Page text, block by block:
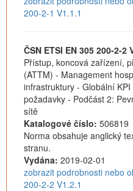
200-2-1 V1.1.1
ČSN ETSI EN 305 200-2-2
Přístup, koncová zařízení,
(ATTM) - Management
infrastruktury - Globální
požadavky - Podčást 2:
sítě
Katalogové číslo: 506819
Norma obsahuje anglický
stranu.
Vydána: 2019-02-01
zobrazit podrobnosti nebo
200-2-2 V1.2.1